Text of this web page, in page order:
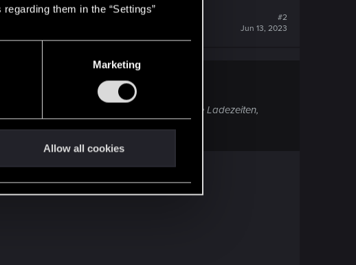
them in the “Settings”
Marketing
Allow all cookies
#2
Jun 13, 2023
unterstützen – SSDs bieten schnellere Ladezeiten,